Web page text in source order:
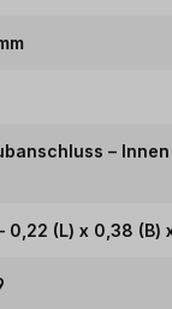
–
0,22 (L) x 0,38 (B)